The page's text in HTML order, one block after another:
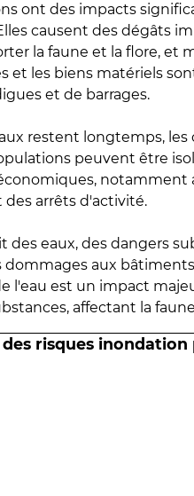
ont des impacts
causent des dégâts
la faune et la flore, et
et les biens matériels
et de barrages.
restent longtemps,
peuvent être
notamment
des arrêts d'activité.
des eaux, des dangers
dommages aux
l'eau est un impact
affectant la
risques inondation